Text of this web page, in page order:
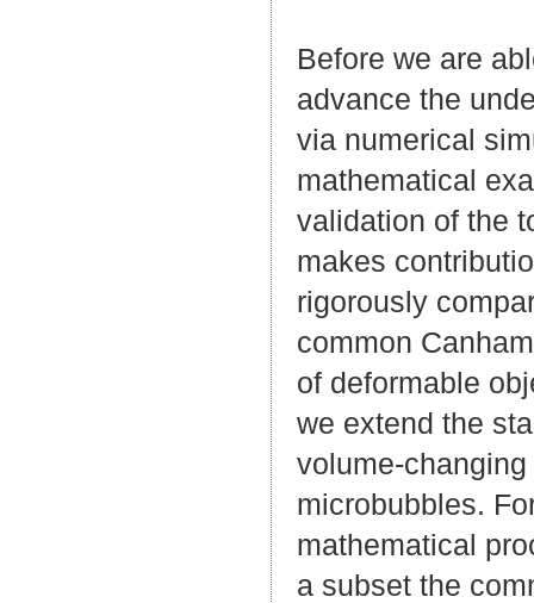
Before we are
advance the
via numerical
mathematical
validation of the
makes
rigorously
common
of deformable
we extend the
volume-
microbubbles.
mathematical
a subset the